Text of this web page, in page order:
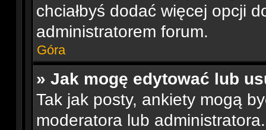
chciałbyś dodać więcej opcji
administratorem forum.
Góra
» Jak mogę edytować lub
Tak jak posty, ankiety mogą
moderatora lub